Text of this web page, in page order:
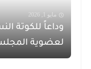
مايو 1, 2026
وداعاً للكوتة
لعضوية